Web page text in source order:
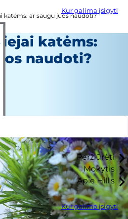
Kur galima įsigyti
Peržiūrėti
Mokytis
Apie Hill's
Kur galima įsigyti
katėms: ar saugu juos naudoti?
katėms:
naudoti?